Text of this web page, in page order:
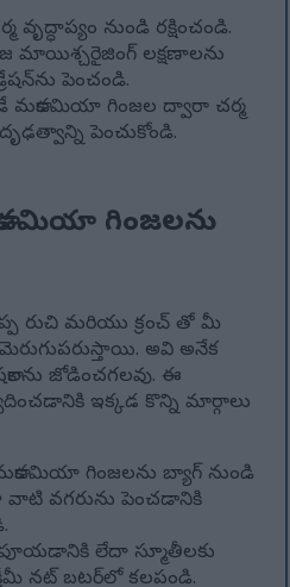
నుండి రక్షించండి.
లక్షణాలను
పెంచండి.
మకాడమియా గింజల ద్వారా చర్మ
పెంచుకోండి.
గింజలను
రుచి మరియు క్రంచ్ తో మీ
అవి అనేక
జోడించగలవు. ఈ
ఇక్కడ కొన్ని మార్గాలు
గింజలను బ్యాగ్ నుండి
వాటి వగరును పెంచడానికి
లేదా స్మూతీలకు
నట్ బటర్‌లో కలపండి.